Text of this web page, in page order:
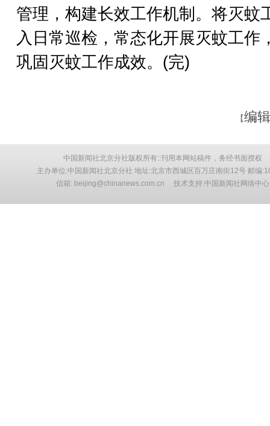
管理，构建长效工作机制。将灭蚊
入日常巡检，常态化开展灭蚊工作
巩固灭蚊工作成效。(完)
【编
中国新闻社北京分社版权所有::刊用本网站稿件，务经书面授权
主办单位:中国新闻社北京分社 地址:北京市西城区百万庄南街12号 邮编
信箱: beijing@chinanews.com.cn 技术支持:中国新闻社网络中心